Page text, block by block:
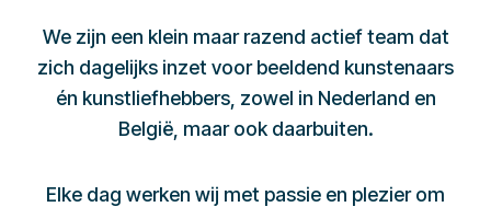
We zijn een klein maar razend actief team dat
zich dagelijks inzet voor beeldend kunstenaars
én kunstliefhebbers, zowel in Nederland en
België, maar ook daarbuiten.
Elke dag werken wij met passie en plezier om